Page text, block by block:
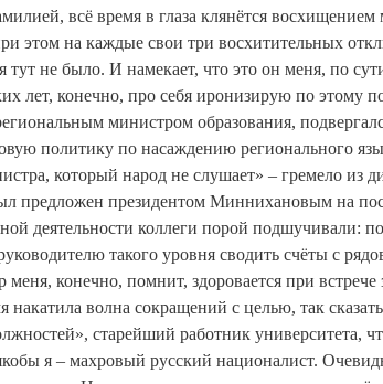
всё время в глаза клянётся
этом на каждые свои три восхитительных
тут не было. И намекает, что это он меня, по
лет, конечно, про себя иронизирую по этому
министром образования,
политику по насаждению регионального
который народ не слушает» – гремело
предложен президентом Миннихановым на
деятельности коллеги порой подшучивали:
такого уровня сводить счёты с
меня, конечно, помнит, здоровается при встрече
накатила волна сокращений с целью, так
старейший работник университета,
я – махровый русский националист.